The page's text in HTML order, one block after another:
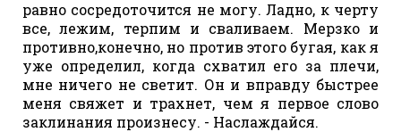
равно сосредоточится не могу. Ладно, к черту
все, лежим, терпим и сваливаем. Мерзко и
противно,конечно, но против этого бугая, как я
уже определил, когда схватил его за плечи,
мне ничего не светит. Он и вправду быстрее
меня свяжет и трахнет, чем я первое слово
заклинания произнесу. - Наслаждайся.